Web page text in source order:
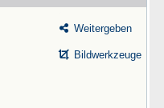
Weitergeben
Bildwerkzeuge